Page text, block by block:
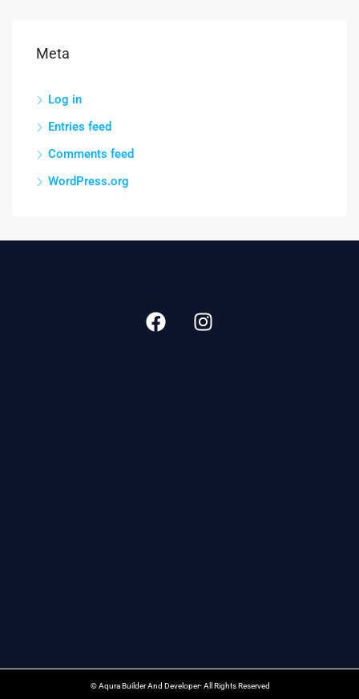
Meta
Log in
Entries feed
Comments feed
WordPress.org
© Aqura Builder And Developer- All Rights Reserved